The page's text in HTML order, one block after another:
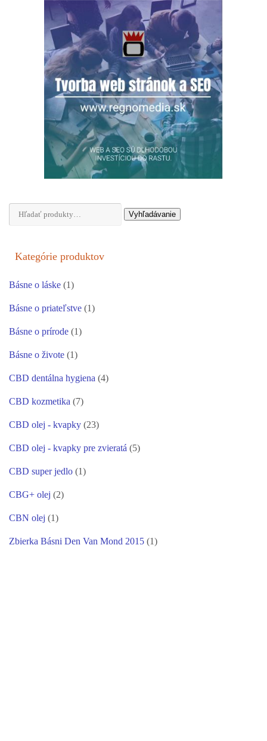
Hľadať: Vyhľadávanie
Kategórie produktov
Básne o láske (1)
Básne o priateľstve (1)
Básne o prírode (1)
Básne o živote (1)
CBD dentálna hygiena (4)
CBD kozmetika (7)
CBD olej - kvapky (23)
CBD olej - kvapky pre zvieratá (5)
CBD super jedlo (1)
CBG+ olej (2)
CBN olej (1)
Zbierka Básni Den Van Mond 2015 (1)